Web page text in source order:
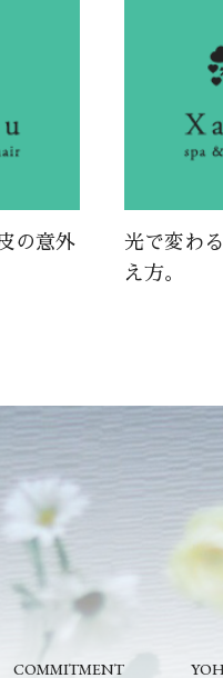
の意外
光で変わ
え方。
COMMITMENT